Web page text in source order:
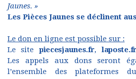
Jaunes. »
Les Pièces Jaunes se déclinent
Le don en ligne est possible sur :
Le site piecesjaunes.fr,laposte.fr
Les appels aux dons seront
l’ensemble des plateformes